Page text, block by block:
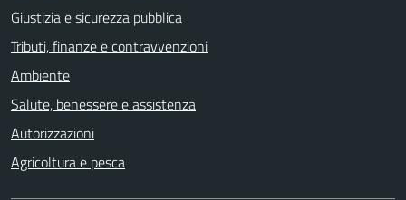
Giustizia e sicurezza pubblica
Tributi, finanze e contravvenzioni
Ambiente
Salute, benessere e assistenza
Autorizzazioni
Agricoltura e pesca